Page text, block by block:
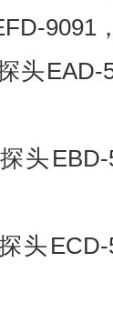
9091
头EAD-
头
头